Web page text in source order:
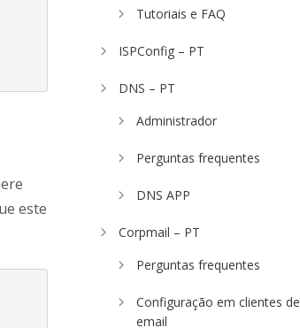
este
Tutoriais e FAQ
ISPConfig – PT
DNS – PT
Administrador
Perguntas frequentes
DNS APP
Corpmail – PT
Perguntas frequentes
Configuração em clientes de
email